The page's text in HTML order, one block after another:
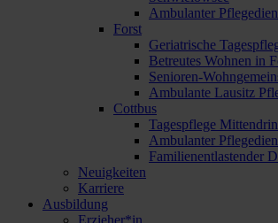
Ambulanter
Forst
Geriatrische
Betreutes Wohnen in
Senioren-
Ambulante Lausitz
Cottbus
Tagespflege
Ambulanter
Familienentlastender
Neuigkeiten
Karriere
Ausbildung
Erzieher*in